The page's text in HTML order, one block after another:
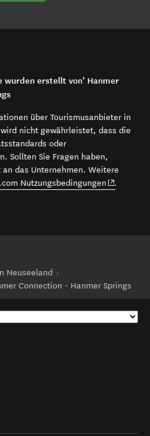
wurden erstellt von’ Hanmer
über Tourismusanbieter in
nicht gewährleistet, dass die
oder
Sollten Sie Fragen haben,
das Unternehmen. Weitere
Nutzungsbedingungen (opens in
.
Neuseeland
Connection - Hanmer Springs